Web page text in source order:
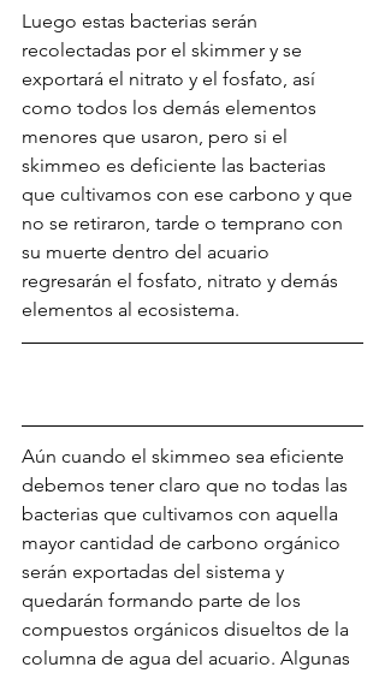
Luego estas bacterias serán
recolectadas por el skimmer y se
exportará el nitrato y el fosfato, así
como todos los demás elementos
menores que usaron, pero si el
skimmeo es deficiente las bacterias
que cultivamos con ese carbono y que
no se retiraron, tarde o temprano con
su muerte dentro del acuario
regresarán el fosfato, nitrato y demás
elementos al ecosistema.
Aún cuando el skimmeo sea eficiente
debemos tener claro que no todas las
bacterias que cultivamos con aquella
mayor cantidad de carbono orgánico
serán exportadas del sistema y
quedarán formando parte de los
compuestos orgánicos disueltos de la
columna de agua del acuario. Algunas